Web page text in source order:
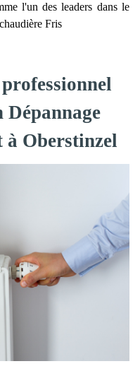
l'un des leaders dans le
Fris
à Oberstinzel